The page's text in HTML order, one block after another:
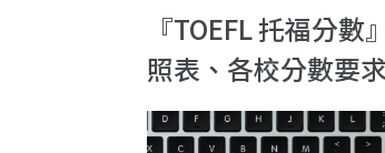
『TOEFL 托福分
照表、各校分數要